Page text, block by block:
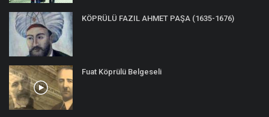
KÖPRÜLÜ FAZIL AHMET PAŞA (1635-1676)
Fuat Köprülü Belgeseli